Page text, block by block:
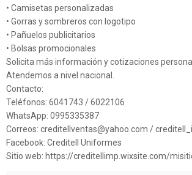
• Camisetas personalizadas
• Gorras y sombreros con logotipo
• Pañuelos publicitarios
• Bolsas promocionales
Solicita más información y cotizaciones
Atendemos a nivel nacional.
Contacto:
Teléfonos: 6041743 / 6022106
WhatsApp: 0995335387
Correos: creditellventas@yahoo.com /
Facebook: Creditell Uniformes
Sitio web: https://creditellimp.wixsite.com/